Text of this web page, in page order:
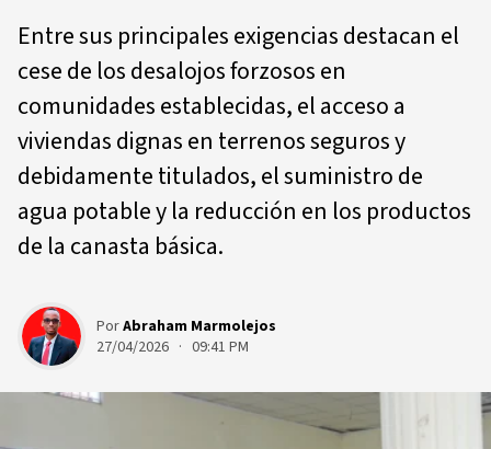
Entre sus principales exigencias destacan el
cese de los desalojos forzosos en
comunidades establecidas, el acceso a
viviendas dignas en terrenos seguros y
debidamente titulados, el suministro de
agua potable y la reducción en los productos
de la canasta básica.
PorAbraham Marmolejos
27/04/2026 · 09:41 PM